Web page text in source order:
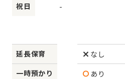
祝日
-
延長保育
なし
一時預かり
あり